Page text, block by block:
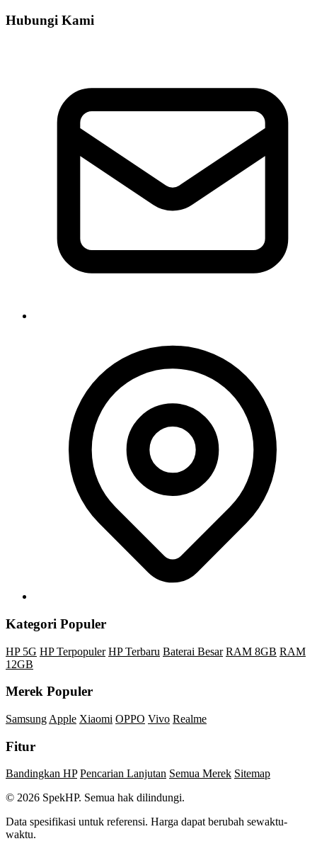
Hubungi Kami
Kategori Populer
HP 5G HP Terpopuler HP Terbaru Baterai Besar RAM 8GB RAM
12GB
Merek Populer
Samsung Apple Xiaomi OPPO Vivo Realme
Fitur
Bandingkan HP Pencarian Lanjutan Semua Merek Sitemap
© 2026 SpekHP. Semua hak dilindungi.
Data spesifikasi untuk referensi. Harga dapat berubah sewaktu-
waktu.